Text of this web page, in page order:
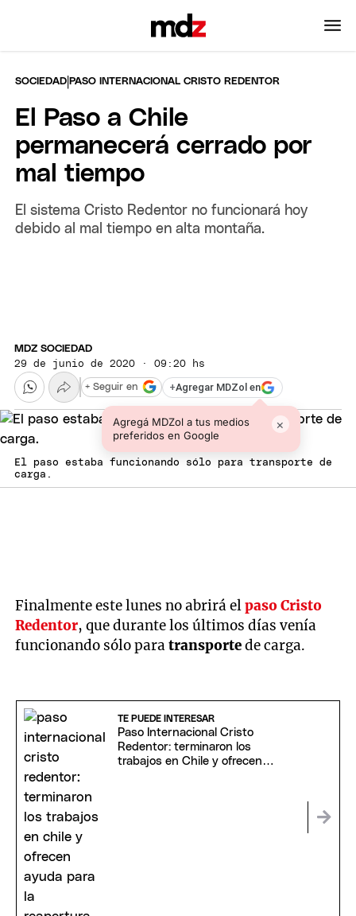
SOCIEDAD |PASO INTERNACIONAL CRISTO REDENTOR
El Paso a Chile
permanecerá cerrado por
mal tiempo
El sistema Cristo Redentor no funcionará hoy
debido al mal tiempo en alta montaña.
MDZ SOCIEDAD
29 de junio de 2020 · 09:20 hs
+Agregar MDZol en
Agregá MDZol a tus medios
preferidos en Google
×
+ Seguir en
El paso estaba funcionando sólo para transporte de
carga.
Finalmente este lunes no abrirá elpaso Cristo
Redentor, que durante los últimos días venía
funcionando sólo paratransportede carga.
TE PUEDE INTERESAR
Paso Internacional Cristo
Redentor: terminaron los
trabajos en Chile y ofrecen